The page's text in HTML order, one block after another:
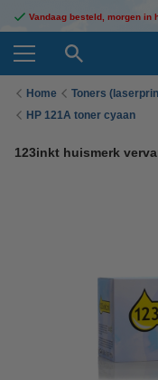
Vandaag besteld, morgen in
Home Toners
HP 121A toner cyaan
123inkt huismerk